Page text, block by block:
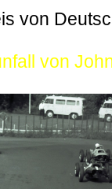
von
von